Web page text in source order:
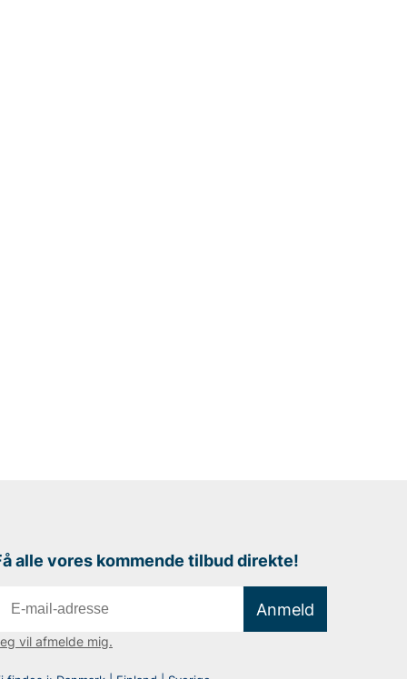
alle vores kommende tilbud direkte!
Anmeld
vil afmelde mig.